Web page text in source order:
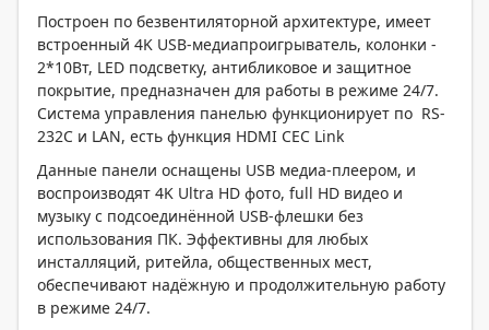
Построен по безвентиляторной архитектуре, имеет
встроенный 4K USB-медиапроигрыватель, колонки -
2*10Вт, LED подсветку, антибликовое и защитное
покрытие, предназначен для работы в режиме 24/7.
Система управления панелью функционирует по RS-
232C и LAN, есть функция HDMI CEC Link
Данные панели оснащены USB медиа-плеером, и
воспроизводят 4K Ultra HD фото, full HD видео и
музыку с подсоединённой USB-флешки без
использования ПК. Эффективны для любых
инсталляций, ритейла, общественных мест,
обеспечивают надёжную и продолжительную работу
в режиме 24/7.